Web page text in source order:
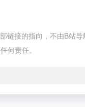
接的指向，不由B站
何责任。